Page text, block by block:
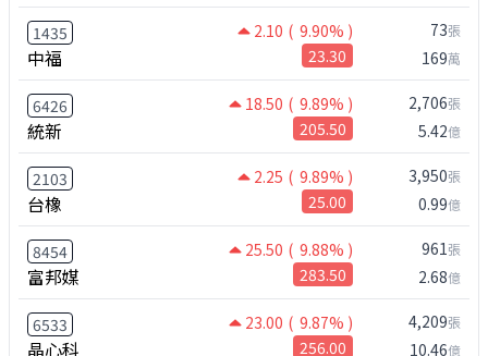
1435 2.10 ( 9.90% )
中福 23.30
73張
169萬
6426 18.50 ( 9.89% )
統新 205.50
2,706張
5.42億
2103 2.25 ( 9.89% )
台橡 25.00
3,950張
0.99億
8454 25.50 ( 9.88% )
富邦媒 283.50
961張
2.68億
6533 23.00 ( 9.87% )
晶心科 256.00
4,209張
10.46億